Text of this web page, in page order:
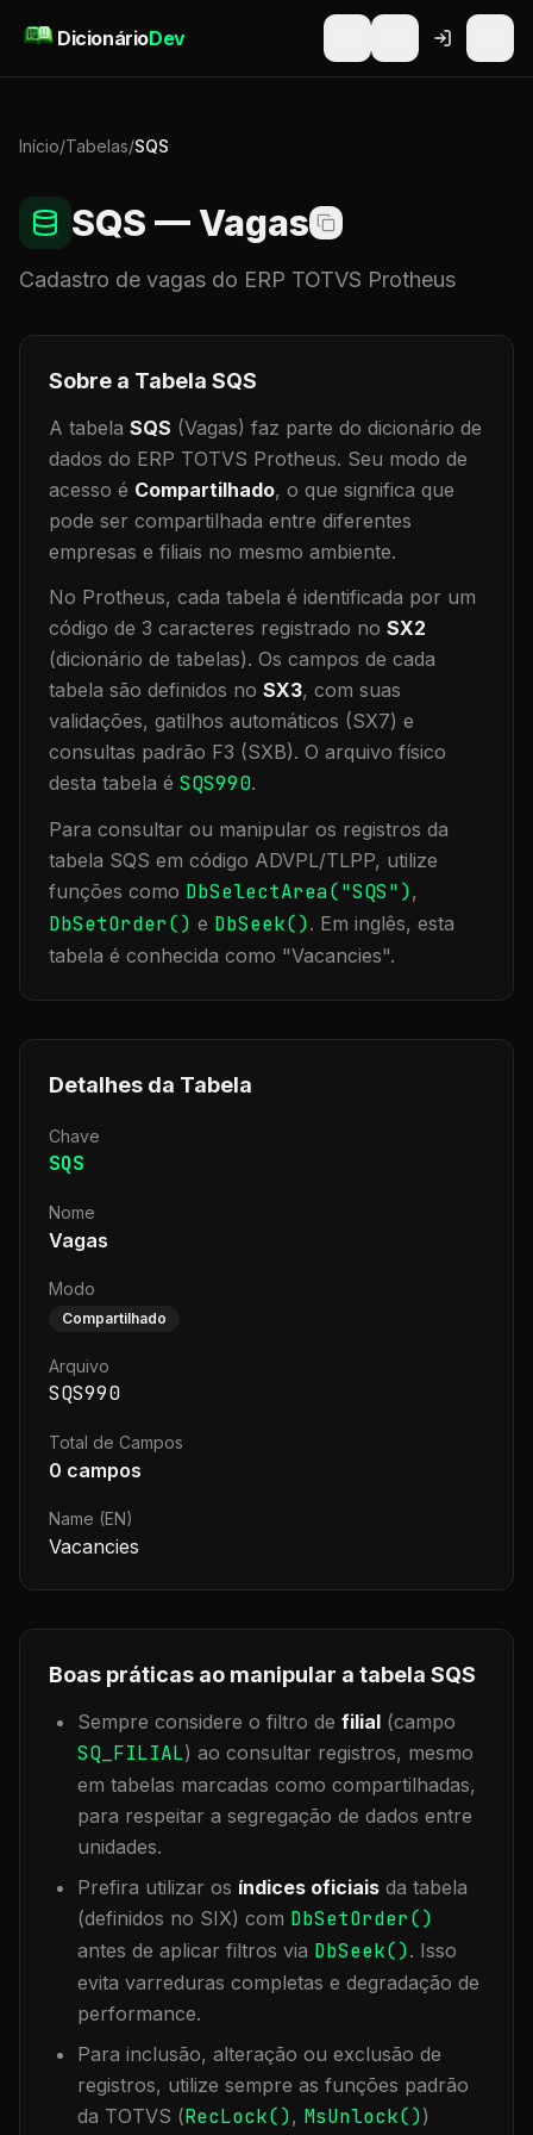
DicionárioDev
Início/Tabelas/SQS
SQS — Vagas
Cadastro de vagas do ERP TOTVS Protheus
Sobre a Tabela SQS
A tabela SQS (Vagas) faz parte do dicionário de
dados do ERP TOTVS Protheus. Seu modo de
acesso é Compartilhado, o que significa que
pode ser compartilhada entre diferentes
empresas e filiais no mesmo ambiente.
No Protheus, cada tabela é identificada por um
código de 3 caracteres registrado no SX2
(dicionário de tabelas). Os campos de cada
tabela são definidos no SX3, com suas
validações, gatilhos automáticos (SX7) e
consultas padrão F3 (SXB). O arquivo físico
desta tabela é SQS990.
Para consultar ou manipular os registros da
tabela SQS em código ADVPL/TLPP, utilize
funções como DbSelectArea("SQS"),
DbSetOrder() e DbSeek(). Em inglês, esta
tabela é conhecida como "Vacancies".
Detalhes da Tabela
Chave
SQS
Nome
Vagas
Modo
Compartilhado
Arquivo
SQS990
Total de Campos
0 campos
Name (EN)
Vacancies
Boas práticas ao manipular a tabela SQS
Sempre considere o filtro de filial (campo
SQ_FILIAL) ao consultar registros, mesmo
em tabelas marcadas como compartilhadas,
para respeitar a segregação de dados entre
unidades.
Prefira utilizar os índices oficiais da tabela
(definidos no SIX) com DbSetOrder()
antes de aplicar filtros via DbSeek(). Isso
evita varreduras completas e degradação de
performance.
Para inclusão, alteração ou exclusão de
registros, utilize sempre as funções padrão
da TOTVS (RecLock(), MsUnlock())